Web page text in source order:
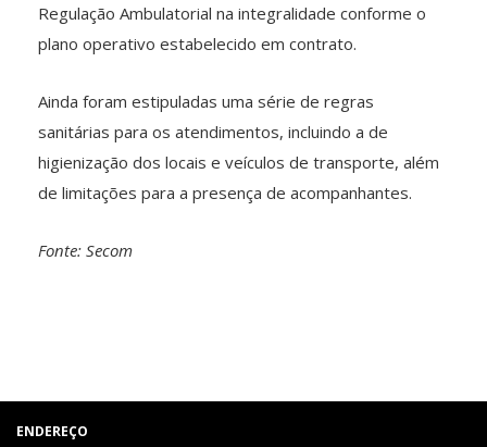
Regulação Ambulatorial na integralidade conforme o
plano operativo estabelecido em contrato.
Ainda foram estipuladas uma série de regras
sanitárias para os atendimentos, incluindo a de
higienização dos locais e veículos de transporte, além
de limitações para a presença de acompanhantes.
Fonte: Secom
ENDEREÇO